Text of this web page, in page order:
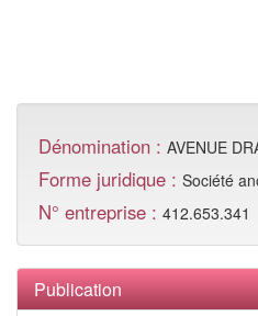
Dénomination : AVENUE
Forme juridique : Société
N° entreprise : 412.653.341
Publication